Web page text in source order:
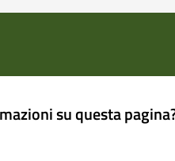
su questa